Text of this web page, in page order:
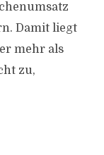
Damit liegt
mehr als
zu,